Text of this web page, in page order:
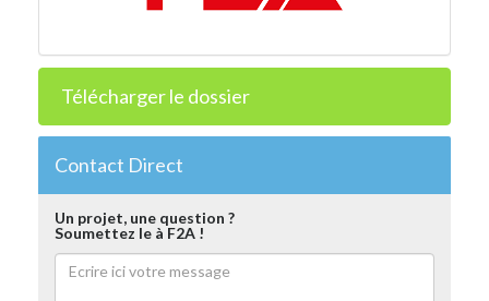
Télécharger le dossier
Contact Direct
Un projet, une question ?
Soumettez le à F2A !